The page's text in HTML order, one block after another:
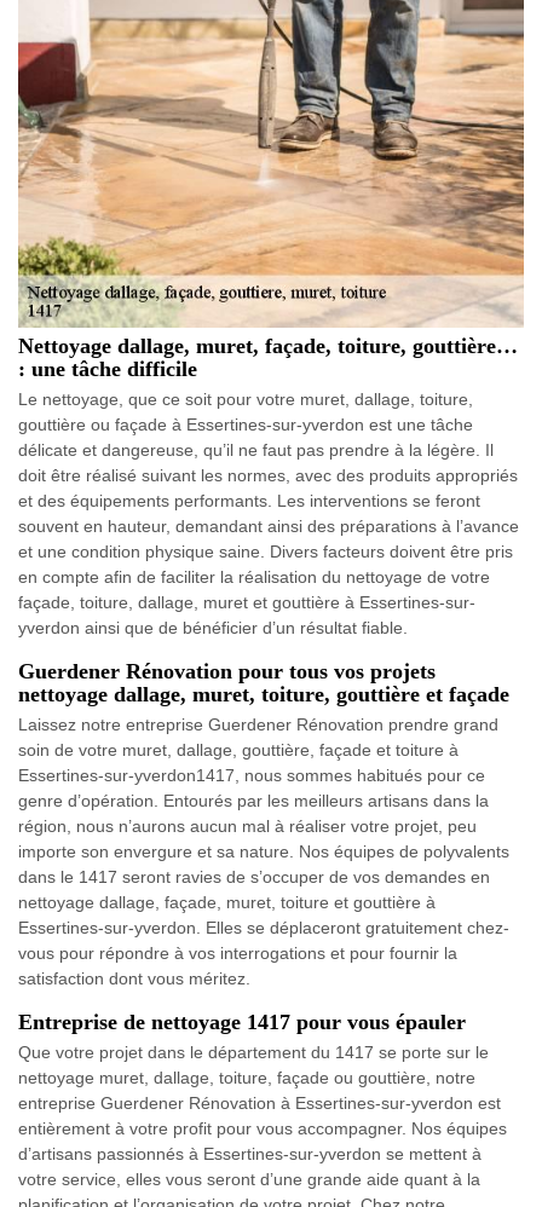
Nettoyage dallage, muret, façade, toiture, gouttière…
: une tâche difficile
Le nettoyage, que ce soit pour votre muret, dallage, toiture,
gouttière ou façade à Essertines-sur-yverdon est une tâche
délicate et dangereuse, qu’il ne faut pas prendre à la légère. Il
doit être réalisé suivant les normes, avec des produits appropriés
et des équipements performants. Les interventions se feront
souvent en hauteur, demandant ainsi des préparations à l’avance
et une condition physique saine. Divers facteurs doivent être pris
en compte afin de faciliter la réalisation du nettoyage de votre
façade, toiture, dallage, muret et gouttière à Essertines-sur-
yverdon ainsi que de bénéficier d’un résultat fiable.
Guerdener Rénovation pour tous vos projets
nettoyage dallage, muret, toiture, gouttière et façade
Laissez notre entreprise Guerdener Rénovation prendre grand
soin de votre muret, dallage, gouttière, façade et toiture à
Essertines-sur-yverdon1417, nous sommes habitués pour ce
genre d’opération. Entourés par les meilleurs artisans dans la
région, nous n’aurons aucun mal à réaliser votre projet, peu
importe son envergure et sa nature. Nos équipes de polyvalents
dans le 1417 seront ravies de s’occuper de vos demandes en
nettoyage dallage, façade, muret, toiture et gouttière à
Essertines-sur-yverdon. Elles se déplaceront gratuitement chez-
vous pour répondre à vos interrogations et pour fournir la
satisfaction dont vous méritez.
Entreprise de nettoyage 1417 pour vous épauler
Que votre projet dans le département du 1417 se porte sur le
nettoyage muret, dallage, toiture, façade ou gouttière, notre
entreprise Guerdener Rénovation à Essertines-sur-yverdon est
entièrement à votre profit pour vous accompagner. Nos équipes
d’artisans passionnés à Essertines-sur-yverdon se mettent à
votre service, elles vous seront d’une grande aide quant à la